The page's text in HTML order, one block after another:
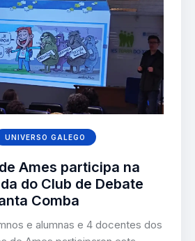
UNIVERSO GALEGO
Ames participa na
do Club de Debate
Comba
e alumnas e 4 docentes dos